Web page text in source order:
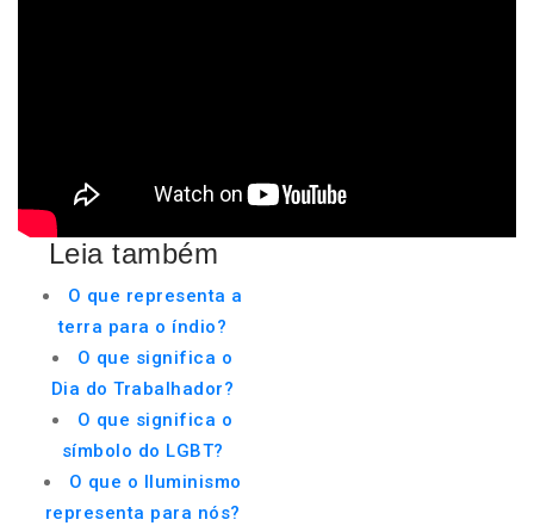
Leia também
O que representa a
terra para o índio?
O que significa o
Dia do Trabalhador?
O que significa o
símbolo do LGBT?
O que o Iluminismo
representa para nós?